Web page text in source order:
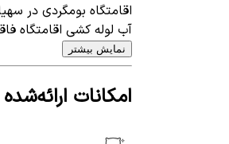
اقامتگاه بومگردی در
آب لوله کشی اقامتگاه
نمایش بیشتر
امکانات